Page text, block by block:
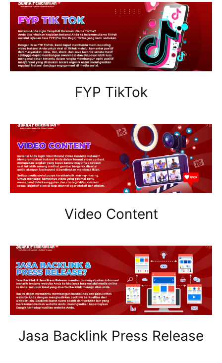
FYP TikTok
Video Content
Jasa Backlink Press Release